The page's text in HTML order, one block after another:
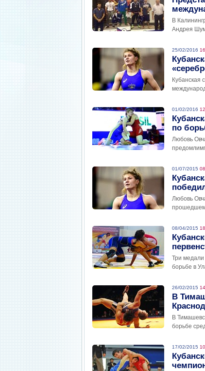
В
Андрея
25/02/2016
Кубанская
01/02/2016
по
Любовь
01/07/2015
Любовь
прошедшем
08/04/2015
Три медали
борьбе в
26/02/2015
В
В
борьбе
17/02/2015